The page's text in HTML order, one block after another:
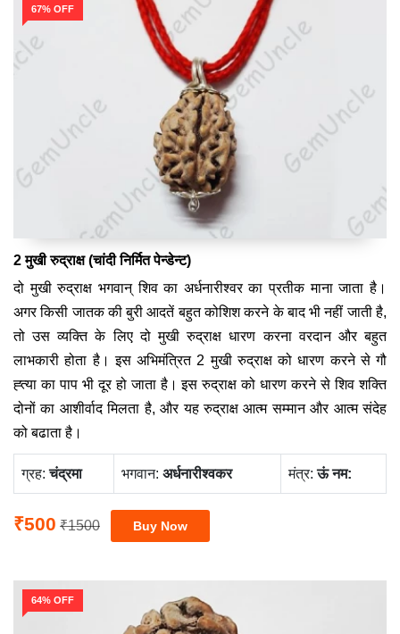
67% OFF
2 मुखी रुद्राक्ष (चांदी निर्मित पेन्डेन्ट)
दो मुखी रुद्राक्ष भगवान् शिव का अर्धनारीश्वर का प्रतीक माना जाता है।
अगर किसी जातक की बुरी आदतें बहुत कोशिश करने के बाद भी नहीं जाती है,
तो उस व्यक्ति के लिए दो मुखी रुद्राक्ष धारण करना वरदान और बहुत
लाभकारी होता है। इस अभिमंत्रित 2 मुखी रुद्राक्ष को धारण करने से गौ
ह्त्या का पाप भी दूर हो जाता है। इस रुद्राक्ष को धारण करने से शिव शक्ति
दोनों का आशीर्वाद मिलता है, और यह रुद्राक्ष आत्म सम्मान और आत्म संदेह
को बढाता है।
ग्रह:चंद्रमा भगवान: अर्धनारीश्वकर मंत्र:ऊं नम:
₹500 ₹1500
64% OFF